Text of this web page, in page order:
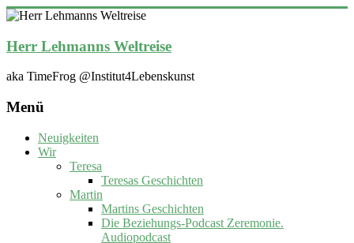
Zum
springen
Herr Lehmanns Weltreise
aka TimeFrog @Institut4Lebenskunst
Menü
Neuigkeiten
Wir
Teresa
Teresas Geschichten
Martin
Martins Geschichten
Die Beziehungs-Podcast Zeremonie.
Audiopodcast